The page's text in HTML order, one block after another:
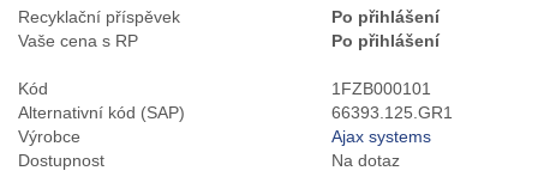
Recyklační příspěvek
Po přihlášení
Vaše cena s RP
Po přihlášení
Kód
1FZB000101
Alternativní kód (SAP)
66393.125.GR1
Výrobce
Ajax systems
Dostupnost
Na dotaz